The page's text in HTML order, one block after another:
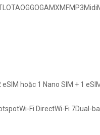
OTAOGGOGAMXMFMP3Midi
hoặc 1 Nano SIM + 1
Fi DirectWi-Fi 7Dual-